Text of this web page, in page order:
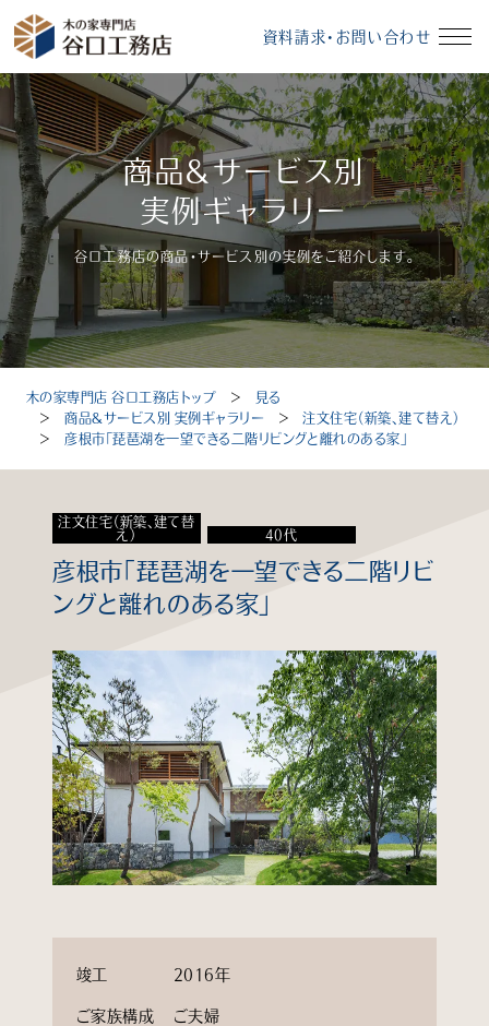
資料請求・お問い合わせ
イベント情報 資料請求・お問い合わせ
モデルハウス 無料相談会
受付時間：10～18時（定休日：毎週水曜、毎月第3火曜）
トップ
選ばれる理由
知る
学ぶ
企業情報
よくあるご質問
個人情報保護方針サイトマップ
商品＆サービス別
実例ギャラリー
谷口工務店の商品・サービス別の実例をご紹介します。
木の家専門店 谷口工務店トップ ＞
見る
＞商品＆サービス別 実例ギャラリー ＞注文住宅（新築、建て替え）
＞ 彦根市「琵琶湖を一望できる二階リビングと離れのある家」
注文住宅（新築、建て替
え）
40代
彦根市「琵琶湖を一望できる二階リビ
ングと離れのある家」
竣工 2016年
ご家族構成 ご夫婦